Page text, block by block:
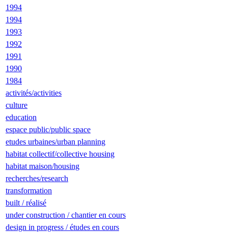
1994
1994
1993
1992
1991
1990
1984
activités/activities
culture
education
espace public/public space
etudes urbaines/urban planning
habitat collectif/collective housing
habitat maison/housing
recherches/research
transformation
built / réalisé
under construction / chantier en cours
design in progress / études en cours